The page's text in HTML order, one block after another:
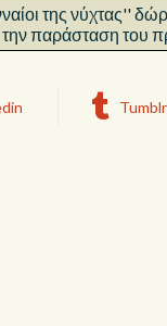
της νύχτας''
την παράσταση του
Tumblr